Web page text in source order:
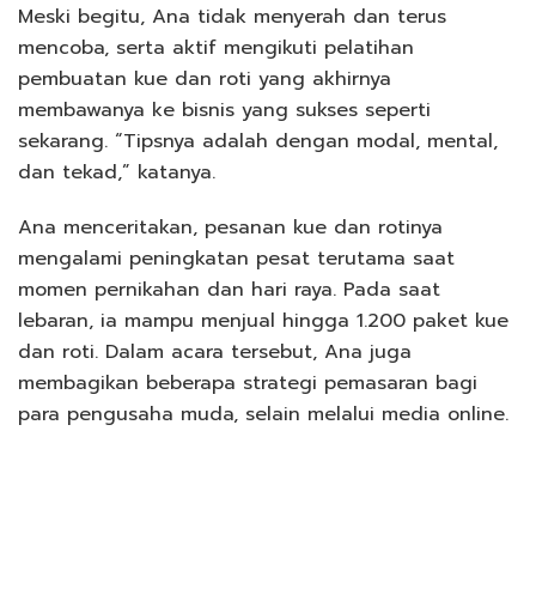
Meski begitu, Ana tidak menyerah dan terus
mencoba, serta aktif mengikuti pelatihan
pembuatan kue dan roti yang akhirnya
membawanya ke bisnis yang sukses seperti
sekarang. “Tipsnya adalah dengan modal, mental,
dan tekad,” katanya.
Ana menceritakan, pesanan kue dan rotinya
mengalami peningkatan pesat terutama saat
momen pernikahan dan hari raya. Pada saat
lebaran, ia mampu menjual hingga 1.200 paket kue
dan roti. Dalam acara tersebut, Ana juga
membagikan beberapa strategi pemasaran bagi
para pengusaha muda, selain melalui media online.